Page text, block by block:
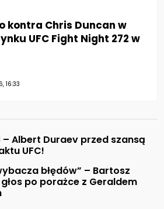
kontra Chris Duncan w
UFC Fight Night 272 w
16:33
– Albert Duraev przed szansą
UFC!
błędów” – Bartosz
po porażce z Geraldem